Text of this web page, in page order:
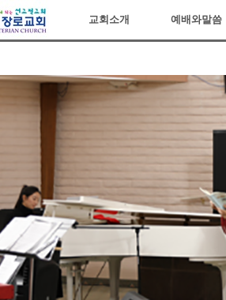
회 교회소개 예배와말씀
스케치북5
스케치북5